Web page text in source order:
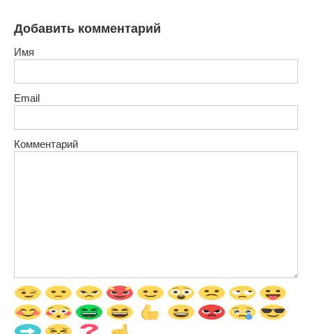
Добавить комментарий
Имя
Email
Комментарий